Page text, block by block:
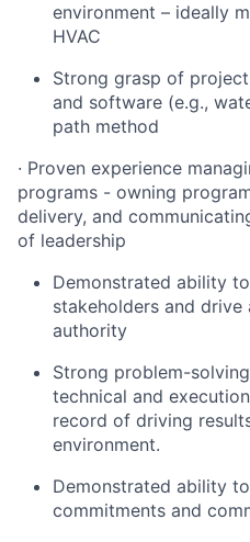
environment – ideally
HVAC
Strong grasp of
and software (e.g.,
path method
· Proven experience
programs - owning
delivery, and
of leadership
Demonstrated ability
stakeholders and
authority
Strong problem-
technical and
record of driving
environment.
Demonstrated ability
commitments and